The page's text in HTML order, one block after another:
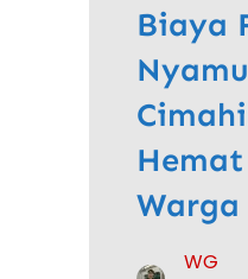
Biaya
WG